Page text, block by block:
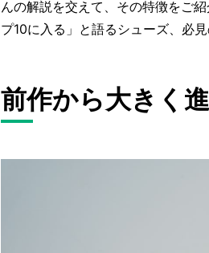
んの解説を交えて、その特徴をご
プ10に入る」と語るシューズ、必見
前作から大きく